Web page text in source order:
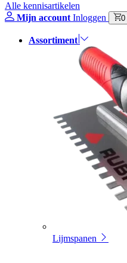
Alle kennisartikelen
Mijn account Inloggen 0
Assortiment
Lijmspanen